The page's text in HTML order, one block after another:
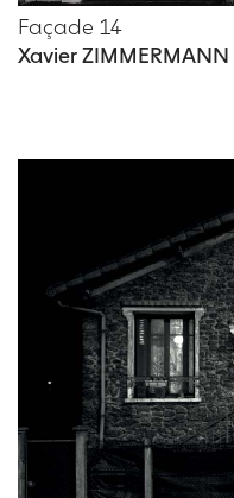
Façade 14
Xavier ZIMMERMANN